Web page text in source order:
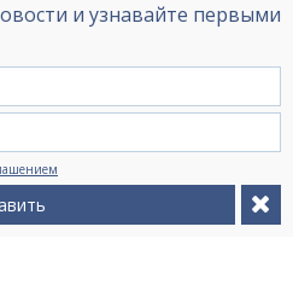
и узнавайте первыми